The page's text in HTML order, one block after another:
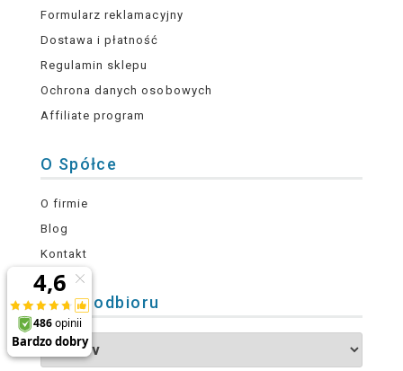
Formularz reklamacyjny
Dostawa i płatność
Regulamin sklepu
Ochrona danych osobowych
Affiliate program
O Spółce
O firmie
Blog
Kontakt
Punkt odbioru